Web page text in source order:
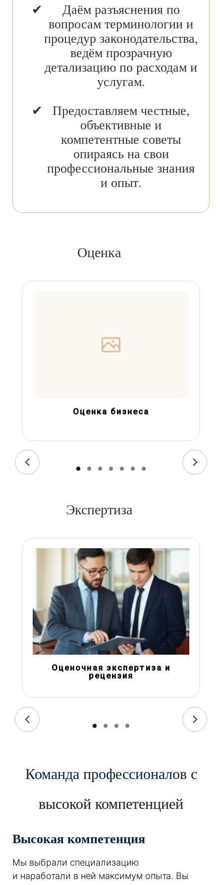
Даём разъяснения по
вопросам терминологии и
процедур законодательства,
ведём прозрачную
детализацию по расходам и
услугам.
Предоставляем честные,
объективные и
компетентные советы
опираясь на свои
профессиональные знания
и опыт.
Оценка
Оценка бизнеса
Экспертиза
Оценочная экспертиза и
рецензия
Команда профессионалов с
высокой компетенцией
Высокая компетенция
Мы выбрали специализацию
и наработали в ней максимум опыта. Вы